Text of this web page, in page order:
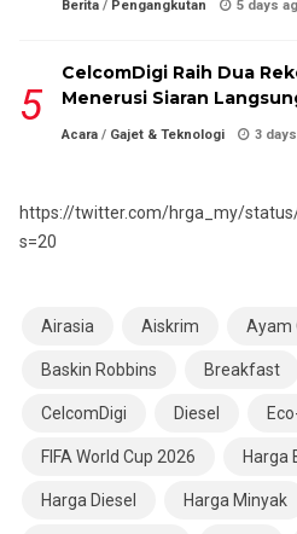
Berita / Pengangkutan 5 days
CelcomDigi Raih Dua
Menerusi Siaran
Acara / Gajet & Teknologi 3
https://twitter.com/hrga_my/
s=20
Airasia Aiskrim Ayam
Baskin Robbins Breakfast
CelcomDigi Diesel
FIFA World Cup 2026 Harga
Harga Diesel Harga Minyak